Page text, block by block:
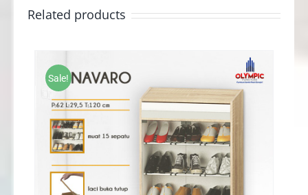
Related products
Sale!